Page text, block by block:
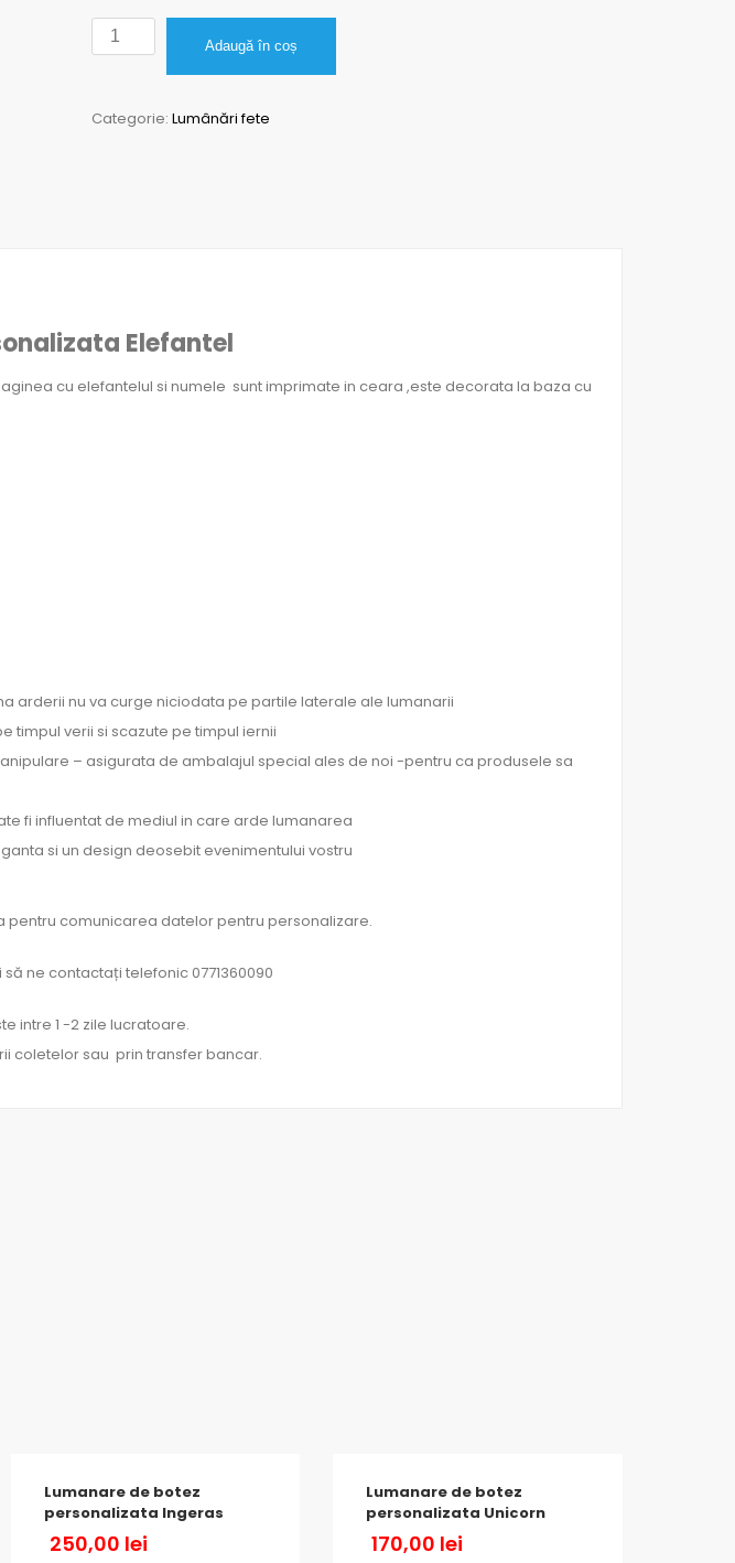
Cantitate
Lumanare
botez
Adaugă în coș
Categorie:Lumânări fete
Elefantel
cu elefantelul si numele sunt imprimate in ceara ,este decorata la baza cu
arderii nu va curge niciodata pe partile laterale ale lumanarii
timpul verii si scazute pe timpul iernii
– asigurata de ambalajul special ales de noi -pentru ca produsele sa
fi influentat de mediul in care arde lumanarea
si un design deosebit evenimentului vostru
comunicarea datelor pentru personalizare.
ne contactați telefonic 0771360090
intre 1 -2 zile lucratoare.
coletelor sau prin transfer bancar.
Lumanare de botez
personalizata Ingeras
250,00 lei
Lumanare de botez
personalizata Unicorn
170,00 lei